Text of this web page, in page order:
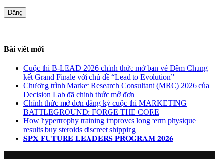
Bài viết mới
Cuộc thi B-LEAD 2026 chính thức mở bán vé Đêm Chung
kết Grand Finale với chủ đề “Lead to Evolution”
Chương trình Market Research Consultant (MRC) 2026 của
Decision Lab đã chinh thức mở đơn
Chính thức mở đơn đăng ký cuộc thi MARKETING
BATTLEGROUND: FORGE THE CORE
How hypertrophy training improves long term physique
results buy steroids discreet shipping
𝐒𝐏𝐗 𝐅𝐔𝐓𝐔𝐑𝐄 𝐋𝐄𝐀𝐃𝐄𝐑𝐒 𝐏𝐑𝐎𝐆𝐑𝐀𝐌 𝟐𝟎𝟐𝟔